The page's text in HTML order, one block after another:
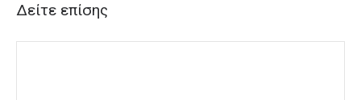
Δείτε επίσης